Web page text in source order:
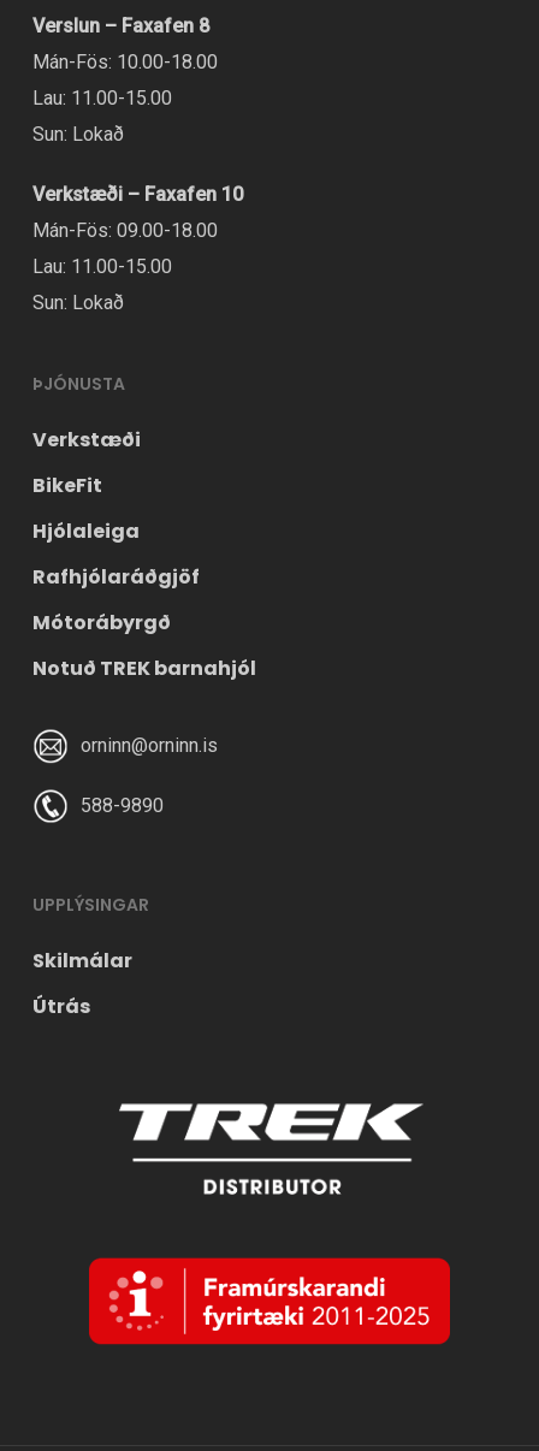
Verslun – Faxafen 8
Mán-Fös: 10.00-18.00
Lau: 11.00-15.00
Sun: Lokað
Verkstæði – Faxafen 10
Mán-Fös: 09.00-18.00
Lau: 11.00-15.00
Sun: Lokað
ÞJÓNUSTA
Verkstæði
BikeFit
Hjólaleiga
Rafhjólaráðgjöf
Mótorábyrgð
Notuð TREK barnahjól
orninn@orninn.is
588-9890
UPPLÝSINGAR
Skilmálar
Útrás